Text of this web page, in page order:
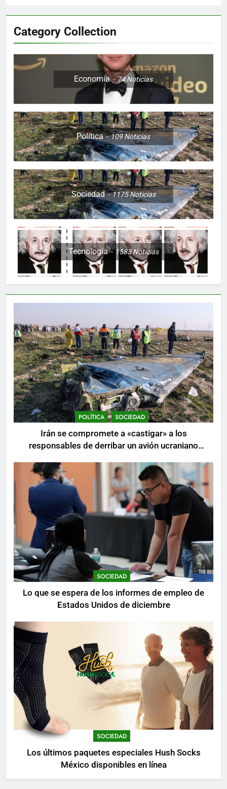
Category Collection
Economía 74Noticias
Política 109Noticias
Sociedad 1175Noticias
Tecnología 1583Noticias
POLÍTICA SOCIEDAD
Irán se compromete a «castigar» a los
responsables de derribar un avión ucraniano
SOCIEDAD
Lo que se espera de los informes de empleo de
Estados Unidos de diciembre
SOCIEDAD
Los últimos paquetes especiales Hush Socks
México disponibles en línea